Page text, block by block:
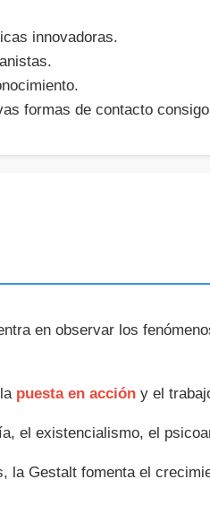
innovadoras.
formas de contacto
en observar los
puesta en acción y el
el existencialismo, el
la Gestalt fomenta el